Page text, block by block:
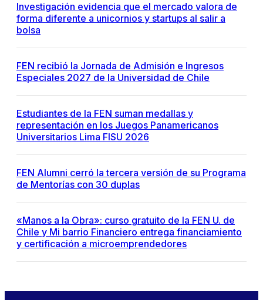
Investigación evidencia que el mercado valora de
forma diferente a unicornios y startups al salir a
bolsa
FEN recibió la Jornada de Admisión e Ingresos
Especiales 2027 de la Universidad de Chile
Estudiantes de la FEN suman medallas y
representación en los Juegos Panamericanos
Universitarios Lima FISU 2026
FEN Alumni cerró la tercera versión de su Programa
de Mentorías con 30 duplas
«Manos a la Obra»: curso gratuito de la FEN U. de
Chile y Mi barrio Financiero entrega financiamiento
y certificación a microemprendedores